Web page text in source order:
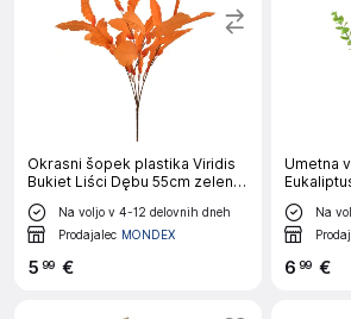
Okrasni šopek plastika Viridis
Bukiet Liści Dębu 55cm zelen
1kos
Na voljo v 4-12 delovnih dneh
Prodajalec MONDEX
5 99 €
Umetna
Na
6 99 €